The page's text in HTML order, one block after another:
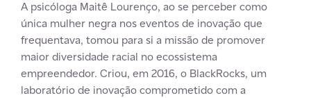
A psicóloga Maitê Lourenço, ao se perceber como
única mulher negra nos eventos de inovação que
frequentava, tomou para si a missão de promover
maior diversidade racial no ecossistema
empreendedor. Criou, em 2016, o BlackRocks, um
laboratório de inovação comprometido com a